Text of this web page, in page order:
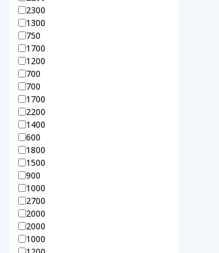
2300
1300
750
1700
1200
700
700
1700
2200
1400
600
1800
1500
900
1000
2700
2000
2000
1000